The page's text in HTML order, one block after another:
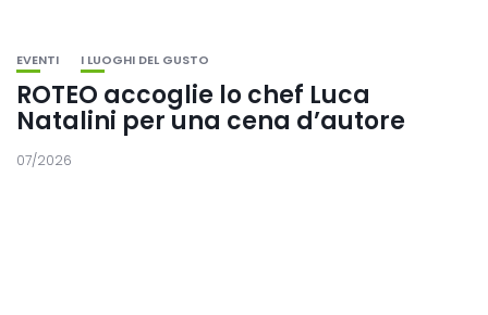
EVENTI I LUOGHI DEL GUSTO
ROTEO accoglie lo chef Luca
Natalini per una cena d’autore
07/2026